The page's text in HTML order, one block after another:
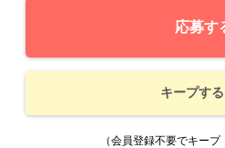
応募す
キープする
（会員登録不要でキープ